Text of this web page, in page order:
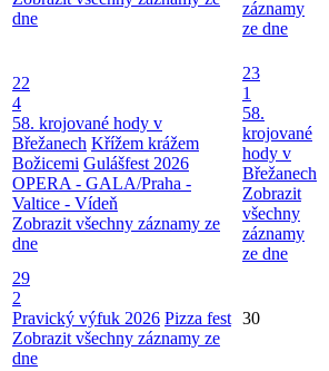
dne
záznamy
ze dne
22
4
58. krojované hody v
Břežanech Křížem krážem
Božicemi Gulášfest 2026
OPERA - GALA/Praha -
Valtice - Vídeň
Zobrazit všechny záznamy ze
dne
23
1
58.
krojované
hody v
Břežanech
Zobrazit
všechny
záznamy
ze dne
29
2
Pravický výfuk 2026 Pizza fest
Zobrazit všechny záznamy ze
dne
30